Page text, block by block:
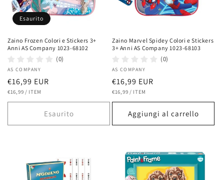
Esaurito
Zaino Frozen Colori e Stickers 3+
Anni AS Company 1023-68102
(0)
Fornitore:
AS COMPANY
Prezzo
di
listino
€16,99 EUR
PREZZO
€16,99 / PER
ITEM
Esaurito
Zaino Marvel Spidey Colori e Stickers
3+ Anni AS Company 1023-68103
(0)
Fornitore:
AS COMPANY
Prezzo
di
listino
€16,99 EUR
PREZZO
€16,99 / PER
ITEM
Aggiungi al carrello